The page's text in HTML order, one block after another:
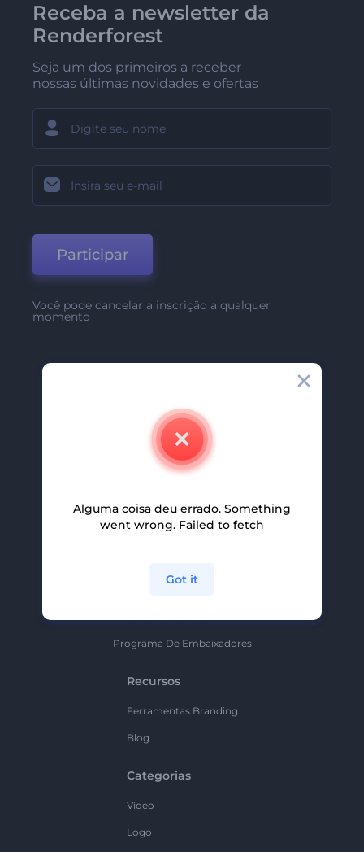
Receba a newsletter da
Renderforest
Seja um dos primeiros a receber
nossas últimas novidades e ofertas
Participar
Você pode cancelar a inscrição a qualquer
momento
Contate-Nos
Carreiras
Programa De Afiliados
Programa De Embaixadores
Recursos
Ferramentas Branding
Blog
Categorias
Vídeo
Logo
Alguma coisa deu errado. Something
went wrong. Failed to fetch
Got it